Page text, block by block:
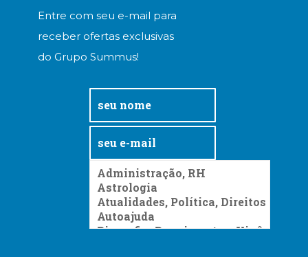
Entre com seu e-mail para
receber ofertas exclusivas
do Grupo Summus!